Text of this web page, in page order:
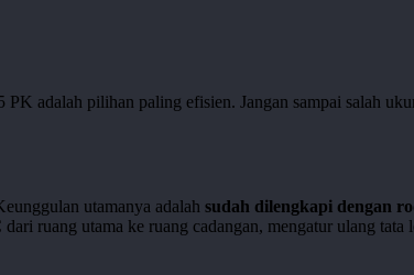
adalah pilihan paling efisien. Jangan sampai salah
utamanya adalah sudah dilengkapi dengan
ruang utama ke ruang cadangan, mengatur ulang tata